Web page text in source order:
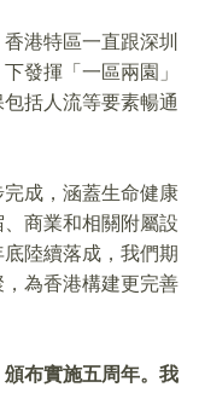
香港特區一直跟深圳
發揮「一區兩園」
括人流等要素暢通
成，涵蓋生命健康
商業和相關附屬設
陸續落成，我們期
為香港構建更完善
布實施五周年。我